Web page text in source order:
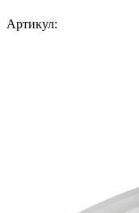
Артикул: